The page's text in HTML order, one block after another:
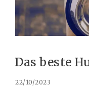
Das beste
22/10/2023